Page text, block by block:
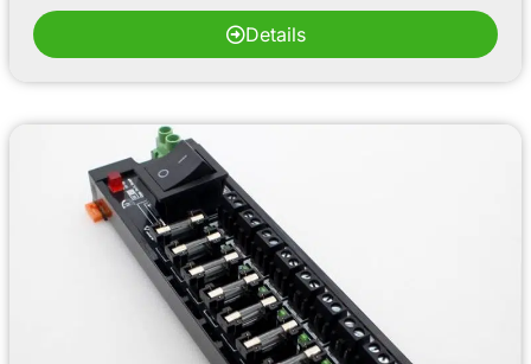
Details